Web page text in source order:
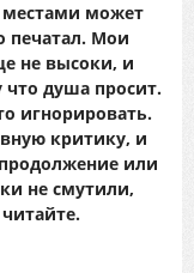
местами может
печатал. Мои
не высоки, и
душа просит.
игнорировать.
критику, и
или
не смутили,